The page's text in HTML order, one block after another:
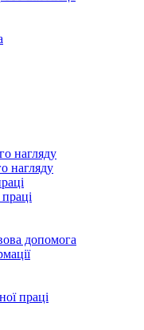
нагляду
нагляду
допомога
праці